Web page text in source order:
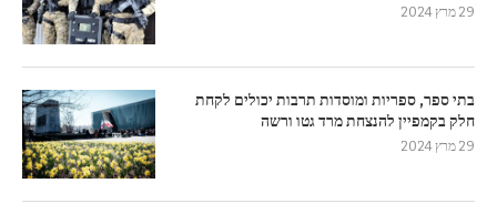
29 מרץ 2024
בתי ספר, ספריות ומוסדות תרבות יכולים לקחת
חלק בקמפיין להנצחת מרד גטו ורשה
29 מרץ 2024